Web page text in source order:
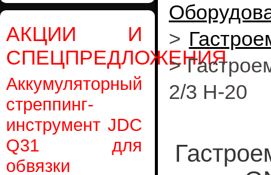
АКЦИИ И
СПЕЦПРЕДЛОЖЕНИЯ
Аккумуляторный
стреппинг-
инструмент JDC
Q31 для
обвязки
>
>
2/3 Н-20